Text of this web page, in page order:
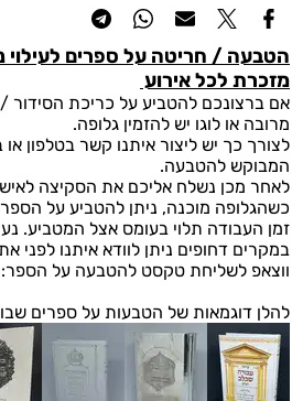
הטבעה / חריטה על ספרים
מזכרת לכל אירוע
אם ברצונכם להטביע על כריכת
מרובה או לוגו יש להזמין גלופה.
לצורך כך יש ליצור איתנו קשר בטלפון
המבוקש להטבעה.
לאחר מכן נשלח אליכם את הסקיצה
כשהגלופה מוכנה, ניתן להטביע על
זמן העבודה תלוי בעומס אצל המטביע. נע בין 2-7 ימי
במקרים דחופים ניתן לוודא איתנו לפני
ווצאפ לשליחת טקסט להטבעה על הספר: 0527464002
להלן דוגמאות של הטבעות על ספרים